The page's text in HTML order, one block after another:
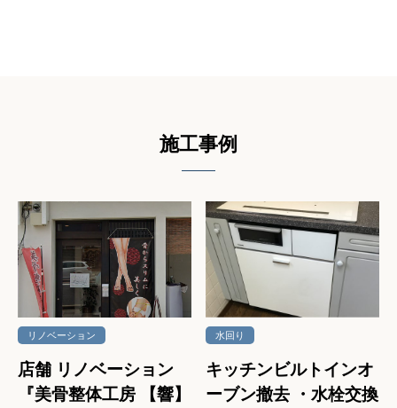
施⼯事例
リノベーション
店舗 リノベーション
『美骨整体工房 【響】
水回り
キッチンビルトインオ
ーブン撤去 ・水栓交換